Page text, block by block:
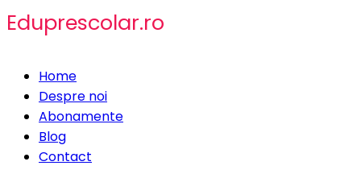
Eduprescolar.ro
Home
Despre noi
Abonamente
Blog
Contact